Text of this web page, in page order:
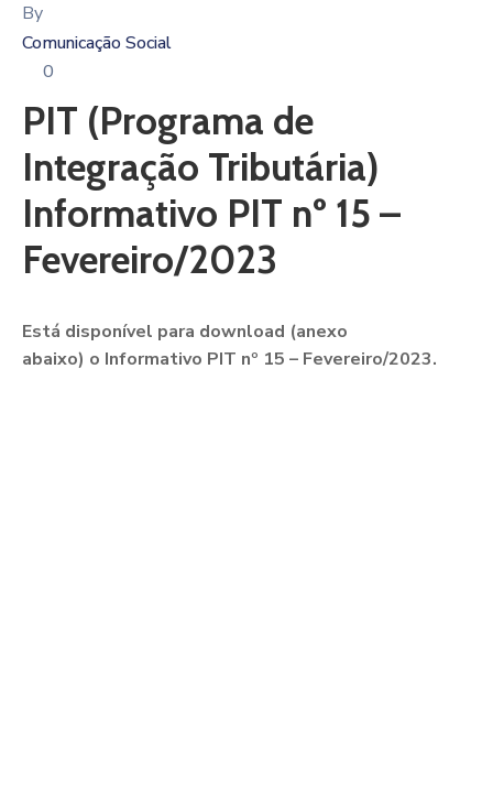
By
Comunicação Social
0
PIT (Programa de
Integração Tributária)
Informativo PIT nº 15 –
Fevereiro/2023
Está disponível para download (anexo
abaixo) o Informativo PIT nº 15 – Fevereiro/2023.